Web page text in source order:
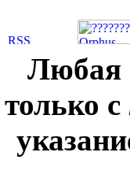
Любая
только с